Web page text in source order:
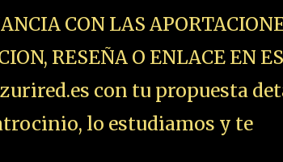
CON LAS
RESEÑA O ENLACE EN
con tu propuesta
lo estudiamos y te